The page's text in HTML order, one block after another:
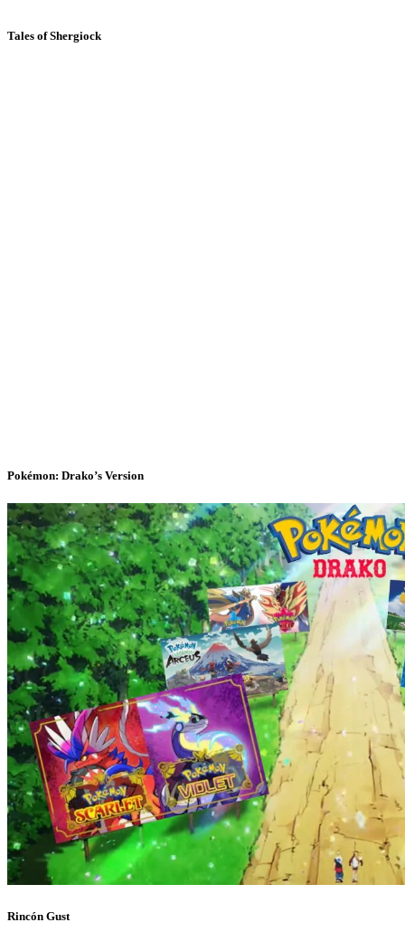
Tales of Shergiock
Pokémon: Drako’s Version
Rincón Gust